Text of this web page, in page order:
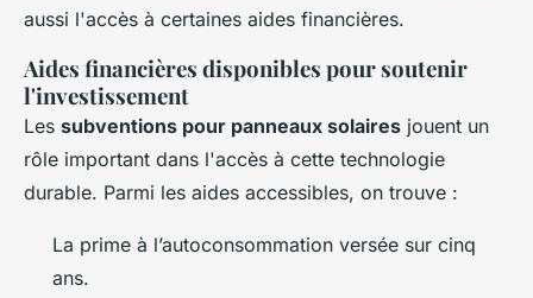
aussi l'accès à certaines aides financières.
Aides financières disponibles pour soutenir
l'investissement
Les subventions pour panneaux solaires jouent un
rôle important dans l'accès à cette technologie
durable. Parmi les aides accessibles, on trouve :
La prime à l’autoconsommation versée sur cinq
ans.